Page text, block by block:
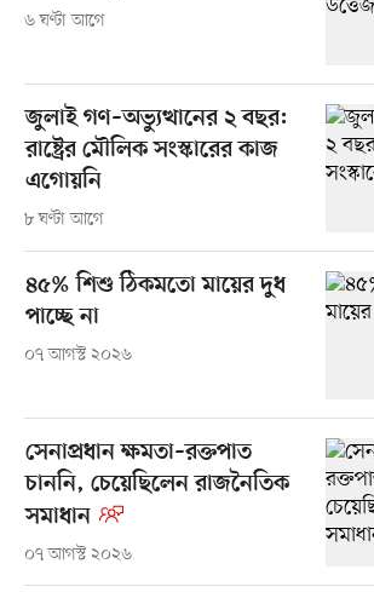
৬ ঘণ্টা আগে
জুলাই গণ–অভ্যুত্থানের ২ বছর:
রাষ্ট্রের মৌলিক সংস্কারের কাজ
এগোয়নি
৮ ঘণ্টা আগে
৪৫% শিশু ঠিকমতো মায়ের দুধ
পাচ্ছে না
০৭ আগস্ট ২০২৬
সেনাপ্রধান ক্ষমতা–রক্তপাত
চাননি, চেয়েছিলেন রাজনৈতিক
সমাধান
০৭ আগস্ট ২০২৬